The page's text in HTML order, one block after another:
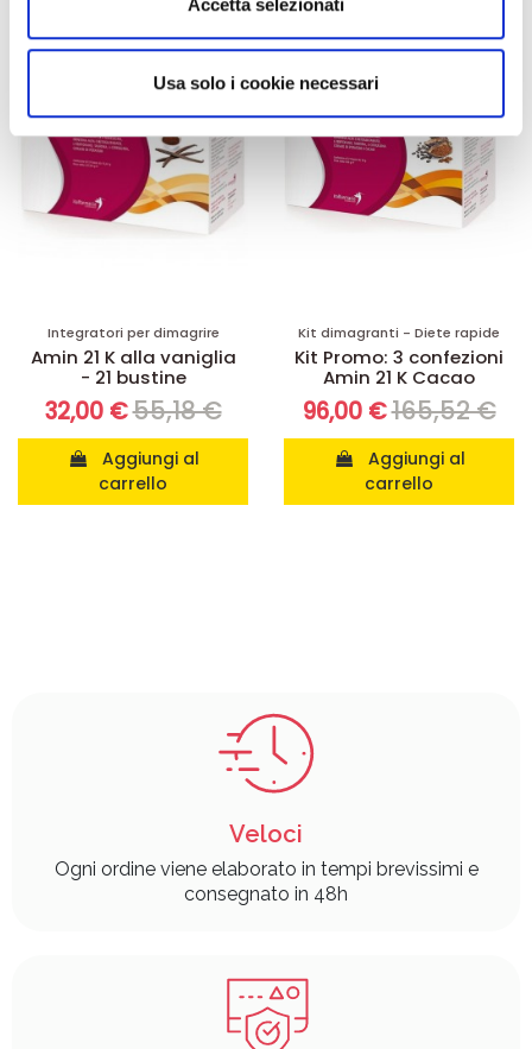
analizzare il nostro traffico. Condividiamo inoltre
informazioni sul modo in cui utilizza il nostro sito con i
nostri partner che si occupano di analisi dei dati web,
pubblicità e social media, i quali potrebbero combinarle
con altre informazioni che ha fornito loro o che hanno
raccolto dal suo utilizzo dei loro servizi.
Accetta selezionati
Usa solo i cookie necessari
Integratori per dimagrire
Amin 21 K alla vaniglia
- 21 bustine
32,00 €55,18 €
carrello
Kit dimagranti - Diete rapide
Kit Promo: 3 confezioni
Amin 21 K Cacao
96,00 €165,52 €
carrello
Veloci
Ogni ordine viene elaborato in tempi brevissimi e
consegnato in 48h